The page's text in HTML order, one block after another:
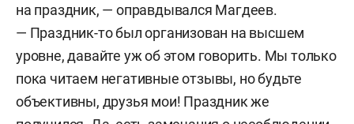
на праздник, — оправдывался Магдеев.
— Праздник-то был организован на высшем
уровне, давайте уж об этом говорить. Мы только
пока читаем негативные отзывы, но будьте
объективны, друзья мои! Праздник же